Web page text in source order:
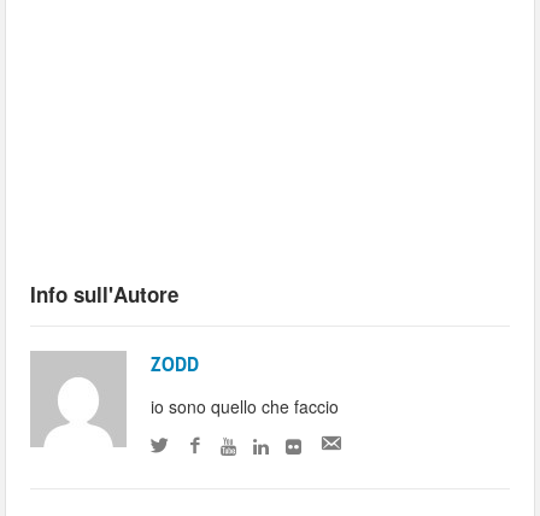
Info sull'Autore
ZODD
io sono quello che faccio